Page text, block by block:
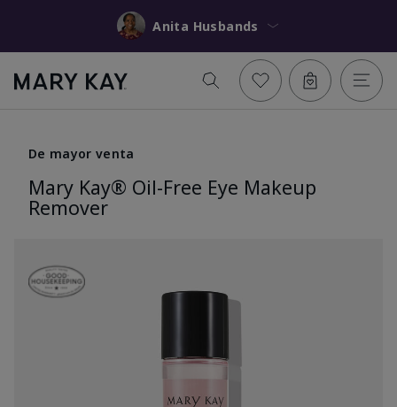
Anita Husbands
De mayor venta
Mary Kay® Oil-Free Eye Makeup
Remover